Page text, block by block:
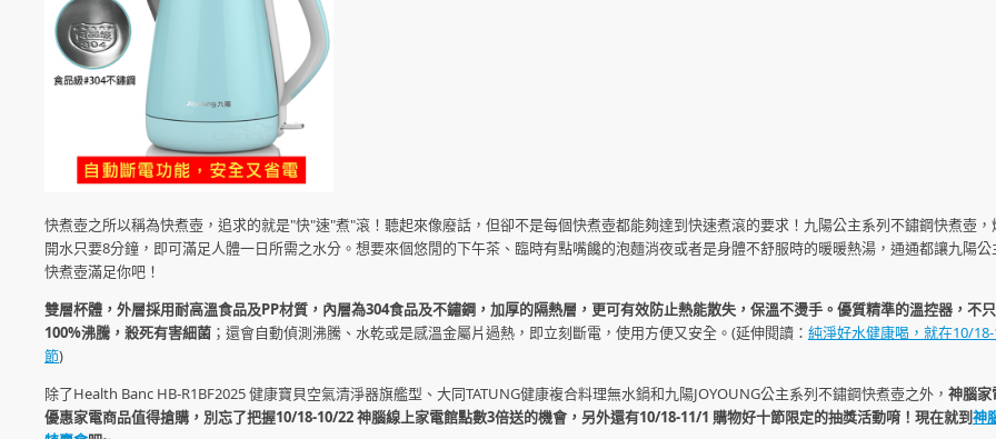
快煮壺之所以稱為快煮壺，追求的就是"快"速"煮"滾！聽起來像廢話，但卻不是每個快煮壺都能夠達到快速煮滾的要求！九陽公主系列不鏽鋼快煮壺，
開水只要8分鐘，即可滿足人體一日所需之水分。想要來個悠閒的下午茶、臨時有點嘴饞的泡麵消夜或者是身體不舒服時的暖暖熱湯，通通都讓九陽
快煮壺滿足你吧！
雙層杯體，外層採用耐高溫食品及PP材質，內層為304食品及不鏽鋼，加厚的隔熱層，更可有效防止熱能散失，保溫不燙手。優質精準的溫控器，不
100%沸騰，殺死有害細菌 ；還會自動偵測沸騰、水乾或是感溫金屬片過熱，即立刻斷電，使用方便又安全。(延伸閱讀： 純淨好水健康喝，就在10/
節)
除了Health Banc HB-R1BF2025 健康寶貝空氣清淨器旗艦型、大同TATUNG健康複合料理無水鍋和九陽JOYOUNG公主系列不鏽鋼快煮壺之外， 神腦家
優惠家電商品值得搶購，別忘了把握10/18-10/22 神腦線上家電館點數3倍送的機會，另外還有10/18-11/1 購物好十節限定的抽獎活動唷！現在就到神